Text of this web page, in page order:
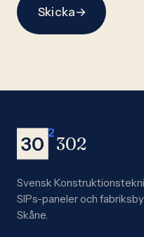
Skicka→
30
2
302
Svensk
SIPs-paneler och
Skåne.